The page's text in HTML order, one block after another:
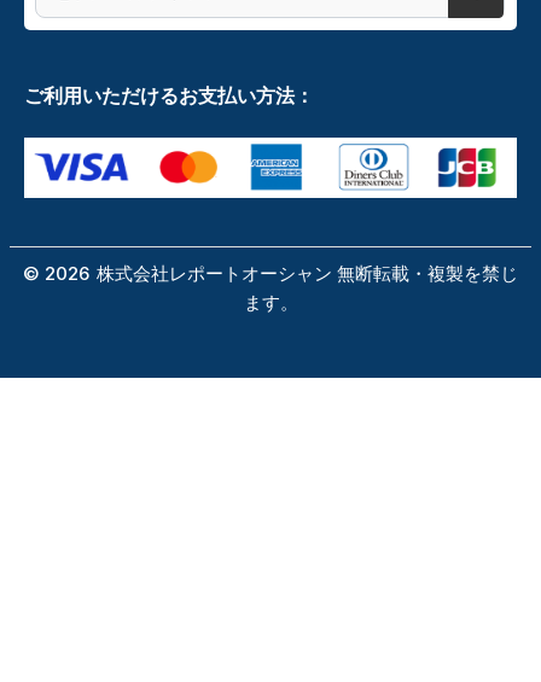
ご利用いただけるお支払い方法：
© 2026 株式会社レポートオーシャン 無断転載・複製を禁じ
ます。